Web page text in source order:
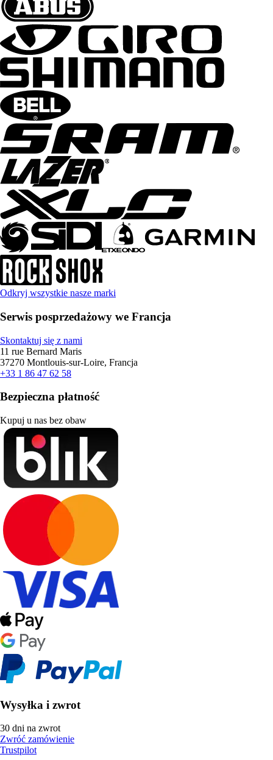
Odkryj wszystkie nasze marki
Serwis posprzedażowy we Francja
Skontaktuj się z nami
11 rue Bernard Maris
37270 Montlouis-sur-Loire, Francja
+33 1 86 47 62 58
Bezpieczna płatność
Kupuj u nas bez obaw
Wysyłka i zwrot
30 dni na zwrot
Zwróć zamówienie
Trustpilot